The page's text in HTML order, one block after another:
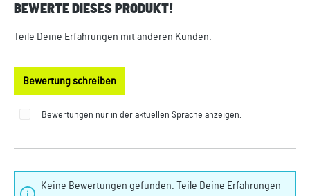
Durchschnittliche Bewertung von 0 von 5 Sternen
BEWERTE DIESES PRODUKT!
Teile Deine Erfahrungen mit anderen Kunden.
Bewertung schreiben
Bewertungen nur in der aktuellen Sprache anzeigen.
Keine Bewertungen gefunden. Teile Deine Erfahrungen